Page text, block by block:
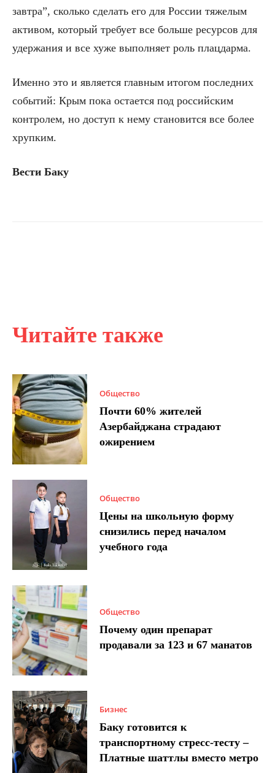
Читайте также
Общество
Почти 60% жителей
Азербайджана страдают
ожирением
Общество
Цены на школьную форму
снизились перед началом
учебного года
Общество
Почему один препарат
продавали за 123 и 67 манатов
Бизнес
Баку готовится к
транспортному стресс-тесту –
Платные шаттлы вместо метро
завтра”, сколько сделать его для России тяжелым
активом, который требует все больше ресурсов для
удержания и все хуже выполняет роль плацдарма.
Именно это и является главным итогом последних
событий: Крым пока остается под российским
контролем, но доступ к нему становится все более
хрупким.
Вести Баку